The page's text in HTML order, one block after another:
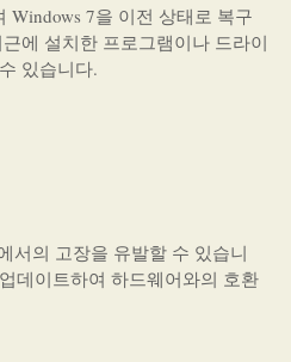
Windows 7을 이전 상태로 복구
에 설치한 프로그램이나 드라이
있습니다.
서의 고장을 유발할 수 있습니
데이트하여 하드웨어와의 호환